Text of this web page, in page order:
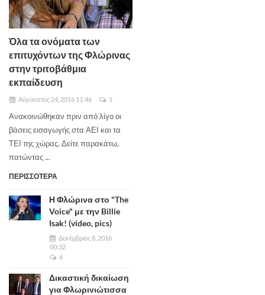
Όλα τα ονόματα των
επιτυχόντων της Φλώρινας
στην τριτοβάθμια
εκπαίδευση
Αύγουστος 24, 2016 11:46 1
Ανακοινώθηκαν πριν από λίγο οι
βάσεις εισαγωγής στα ΑΕΙ και τα
ΤΕΙ της χώρας. Δείτε παρακάτω,
πατώντας ...
ΠΕΡΙΣΣΟΤΕΡΑ
Η Φλώρινα στο "The
Voice" με την Billie
Isak! (video, pics)
Δεκέμβριος 8, 2016
00:32
6
Δικαστική δικαίωση
για Φλωρινιώτισσα